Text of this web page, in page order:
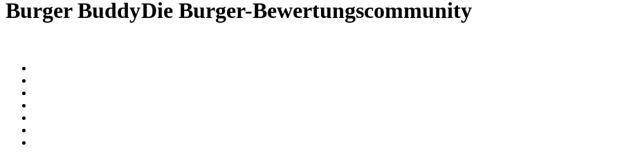
Burger BuddyDie Burger-Bewertungscommunity